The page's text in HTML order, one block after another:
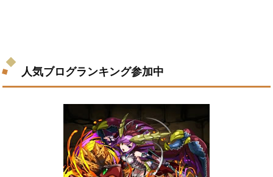
人気ブログランキング参加中